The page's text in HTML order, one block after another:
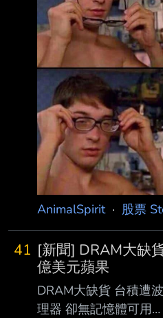
AnimalSpirit· 股票
41 [新聞] DRAM大缺
億美元蘋果
DRAM大缺貨 台積遭
理器 卻無記憶體可用